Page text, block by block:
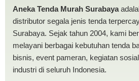
Aneka Tenda Murah Surabaya
distributor segala jenis tenda
Surabaya. Sejak tahun 2004, kami
melayani berbagai kebutuhan tenda
bisnis, event pameran, kegiatan
industri di seluruh Indonesia.